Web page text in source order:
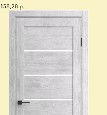
158,28 р.